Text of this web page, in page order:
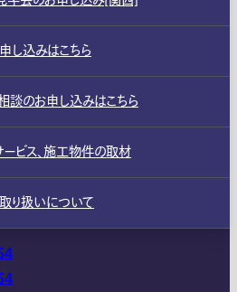
し込みはこちら
談のお申し込みはこちら
ービス、施工物件の取材
り扱いについて